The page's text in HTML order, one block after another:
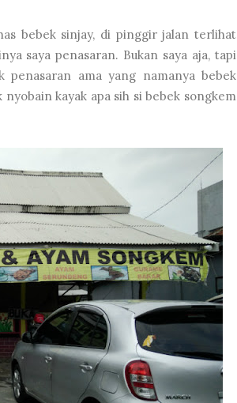
bebek sinjay, di pinggir jalan terlihat
saya penasaran. Bukan saya aja, tapi
ama yang namanya bebek
kayak apa sih si bebek songkem